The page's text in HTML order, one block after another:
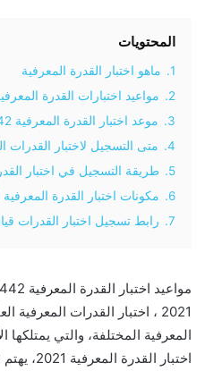
المحتويات
1.
ماهو اختبار القدرة المعرفية
2.
مواعيد اختبارات القدرة المعرفية
3.
موعد اختبار القدرة المعرفية 1442 للجامعيين
4.
متى التسجيل لاختبار القدرات
5.
طريقة التسجيل في اختبار القدرة
6.
مكونات اختبار القدرة المعرفية
7.
رابط تسجيل اختبار القدرات قياس
2021 ، اختبار القدرات
المعرفية المختلفة، والتي يمتلكها
اختبار